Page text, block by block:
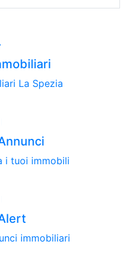
La Spezia
i tuoi immobili
immobiliari